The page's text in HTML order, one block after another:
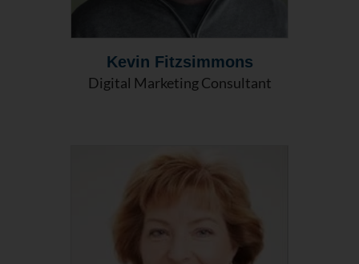
Kevin Fitzsimmons
Digital Marketing Consultant